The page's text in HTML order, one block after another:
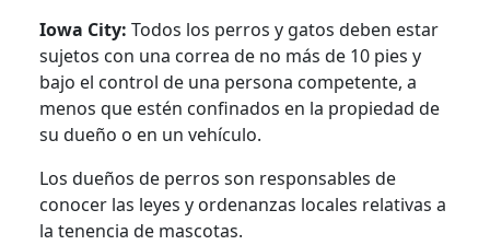
Iowa City: Todos los perros y gatos deben estar
sujetos con una correa de no más de 10 pies y
bajo el control de una persona competente, a
menos que estén confinados en la propiedad de
su dueño o en un vehículo.
Los dueños de perros son responsables de
conocer las leyes y ordenanzas locales relativas a
la tenencia de mascotas.